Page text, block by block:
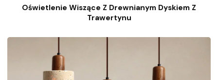
Oświetlenie Wiszące Z Drewnianym Dyskiem Z
Trawertynu